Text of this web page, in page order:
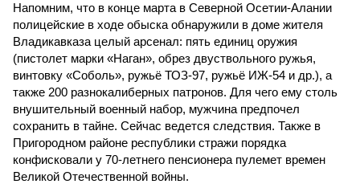
Напомним, что в конце марта в Северной Осетии-Алании
полицейские в ходе обыска обнаружили в доме жителя
Владикавказа целый арсенал: пять единиц оружия
(пистолет марки «Наган», обрез двуствольного ружья,
винтовку «Соболь», ружьё ТОЗ-97, ружьё ИЖ-54 и др.), а
также 200 разнокалиберных патронов. Для чего ему столь
внушительный военный набор, мужчина предпочел
сохранить в тайне. Сейчас ведется следствия. Также в
Пригородном районе республики стражи порядка
конфисковали у 70-летнего пенсионера пулемет времен
Великой Отечественной войны.